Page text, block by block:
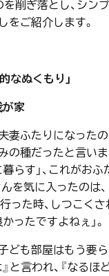
を削ぎ落とし、シ
をご紹介します。
なぬくもり」
家
妻ふたりになった
の種だったと言いま
らす」、これがお
を気に入ったのは
った時、しつこく
ったですよねぇ」。
ども部屋はもう要
と言われ、『なる